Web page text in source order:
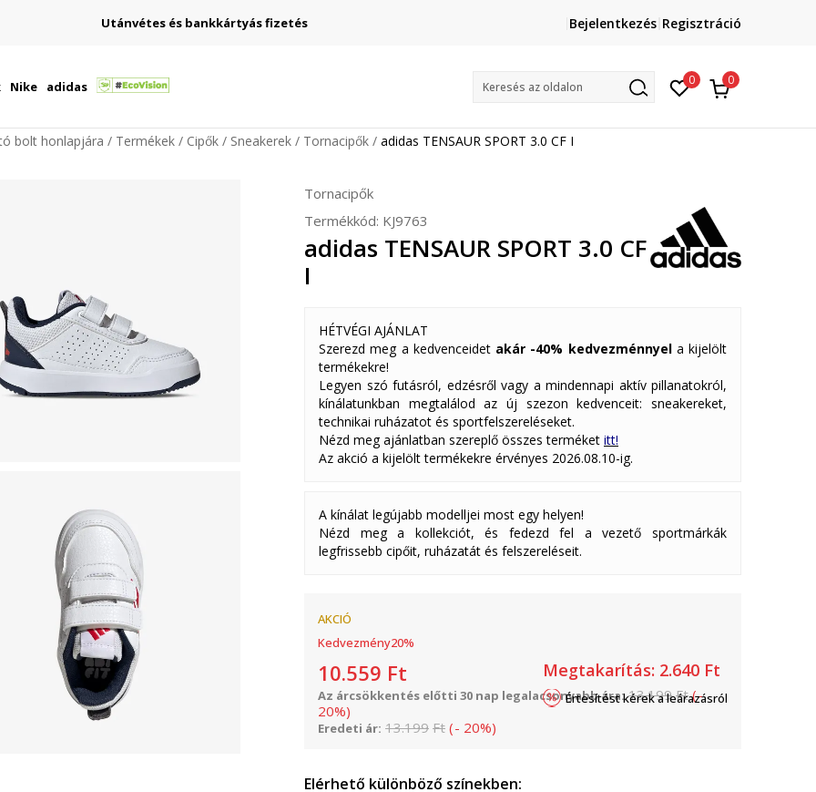
Utánvétes és bankkártyás fizetés
Lépj velünk kapcsolatba
online@sport-vision.huBejelentkezés Regisztráció
Nike adidas Keresés az oldalon 0 0
bolt honlapjára Termékek Cipők Sneakerek Tornacipők adidas TENSAUR SPORT 3.0 CF I
Tornacipők
Termékkód: KJ9763
adidas TENSAUR SPORT 3.0 CF
I
HÉTVÉGI AJÁNLAT
Szerezd meg a kedvenceidet akár -40% kedvezménnyel a kijelölt
termékekre!
Legyen szó futásról, edzésről vagy a mindennapi aktív pillanatokról,
kínálatunkban megtalálod az új szezon kedvenceit: sneakereket,
technikai ruházatot és sportfelszereléseket.
Nézd meg ajánlatban szereplő összes terméket itt!
Az akció a kijelölt termékekre érvényes 2026.08.10-ig.
A kínálat legújabb modelljei most egy helyen!
Nézd meg a kollekciót, és fedezd fel a vezető sportmárkák
legfrissebb cipőit, ruházatát és felszereléseit.
AKCIÓ
Kedvezmény20%
10.559 Ft
Az árcsökkentés előtti 30 nap legalacsonyabb ára: 13.199 Ft (-
20%)
Eredeti ár: 13.199 Ft (- 20%)
Megtakarítás: 2.640 Ft
Értesítést kérek a leárazásról
Elérhető különböző színekben: